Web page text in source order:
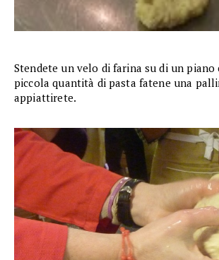
Stendete un velo di farina su di un piano
piccola quantità di pasta fatene una
appiattirete.